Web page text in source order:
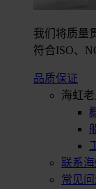
我们将质量
符合ISO、
品质保证
海虹
联系
常见